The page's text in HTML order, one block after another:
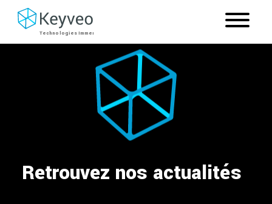
Retrouvez nos actualités